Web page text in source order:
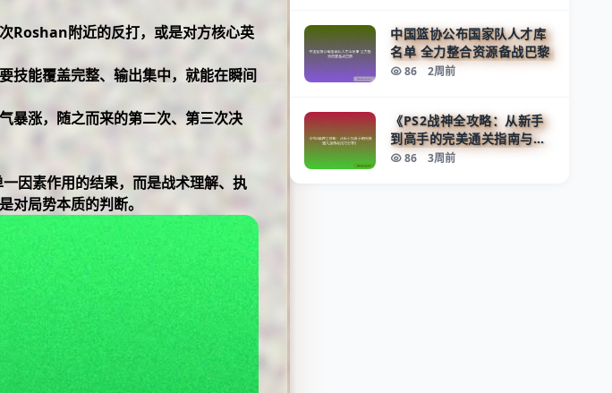
Roshan附近的反打，或是对方核心英
技能覆盖完整、输出集中，就能在瞬间
暴涨，随之而来的第二次、第三次决
因素作用的结果，而是战术理解、执
对局势本质的判断。
中国篮协公布国家队人才库
名单 全力整合资源备战巴黎
86 2周前
《PS2战神全攻略：从新手
到高手的完美通关指南与技
巧分享》
86 3周前